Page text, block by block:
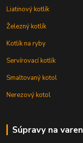
Liatinový kotlík
Železný kotlík
Kotlík na ryby
Servírovací kotlík
Smaltovaný kotol
Nerezový kotol
Súpravy na